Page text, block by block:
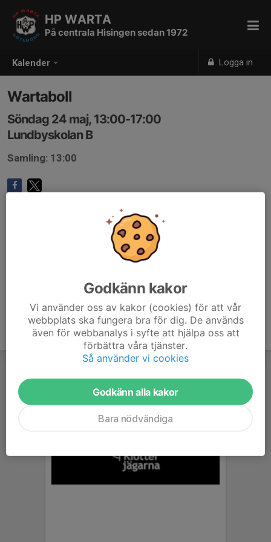
Kalender Logga in
HP WARTA
På centrala Hisingen sedan 1972
Wartaboll
Söndag 24 maj, 13:00-17:00
Lundbyskolan B
Samling: 13:00
Godkänn kakor
Vi använder oss av kakor (cookies) för att vår
webbplats ska fungera bra för dig. De används
även för webbanalys i syfte att hjälpa oss att
förbättra våra tjänster.
Så använder vi cookies
Godkänn alla kakor
Bara nödvändiga